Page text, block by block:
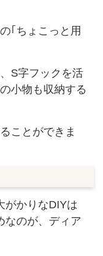
｢ちょこっと用
S字フックを活
小物も収納する
ことができま
がかりなDIYは
なのが、ディア